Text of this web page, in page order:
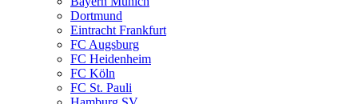
Dortmund
Eintracht Frankfurt
FC Augsburg
FC Heidenheim
FC Köln
FC St. Pauli